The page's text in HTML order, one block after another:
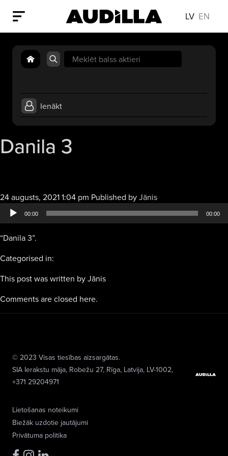
LV EN
Search
for:
Ienākt
Danila 3
24 augusts, 2021 1:04 pm Published byJānisAudio
atskaņotājs
00:00 00:00
“Danila 3”.
Categorised in:
This post was written by Jānis
Comments are closed here.
Lietošanas noteikumi
Biežāk uzdotie jautājumi
Privātuma politika
© 2023 Visas tiesības aizsargātas.
SIA Ierakstu māja, Robežu 27, Rīga, Latvija, LV-1002,
+371 29204971